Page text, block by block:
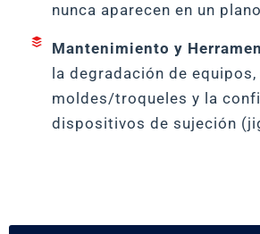
nunca aparecen en un
Mantenimiento y
la degradación de
moldes/troqueles y la
dispositivos de sujeción